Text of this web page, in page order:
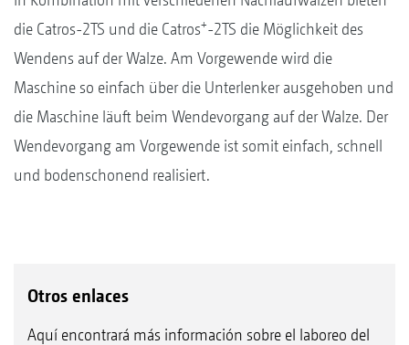
die ­Catros-2TS und die Catros+-2TS die Möglichkeit des
Wendens auf der Walze. Am Vorgewende wird die
Maschine so einfach über die ­Unterlenker ausgehoben und
die Maschine läuft beim Wendevorgang auf der Walze. Der
Wendevorgang am Vorgewende ist somit einfach, schnell
und bodenschonend ­realisiert.
Otros enlaces
Aquí encontrará más información sobre el laboreo del